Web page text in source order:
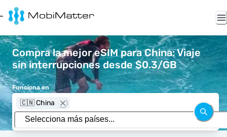
Compra la mejor eSIM para China: Viaje
sin interrupciones desde $0.3/GB
Funciona en
🇨🇳 China